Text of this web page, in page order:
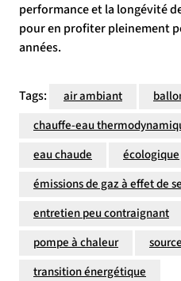
performance et la longévité
pour en profiter pleinement
années.
Tags: air ambiant
chauffe-eau
eau chaude
écologique
émissions de gaz à effet de
entretien peu contraignant
pompe à chaleur
transition énergétique